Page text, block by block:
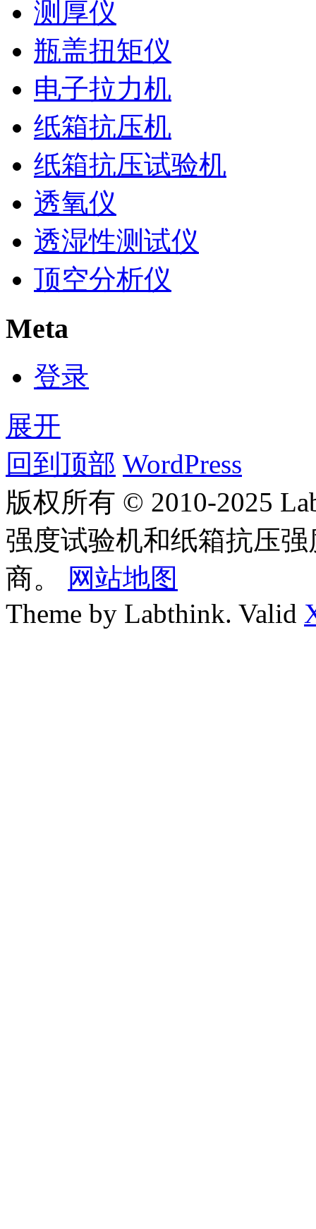
测厚仪
瓶盖扭矩仪
电子拉力机
纸箱抗压机
纸箱抗压试验机
透氧仪
透湿性测试仪
顶空分析仪
Meta
登录
展开
回到顶部 WordPress
版权所有 © 2010-2025
强度试验机和纸箱抗压
商。
网站地图
Theme by Labthink. Valid